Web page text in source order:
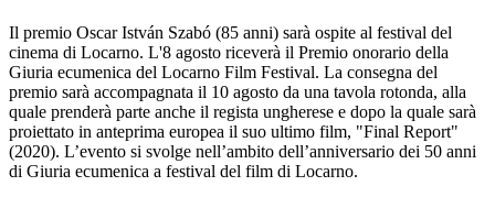
Il premio Oscar István Szabó (85 anni) sarà ospite al festival del
cinema di Locarno. L'8 agosto riceverà il Premio onorario della
Giuria ecumenica del Locarno Film Festival. La consegna del
premio sarà accompagnata il 10 agosto da una tavola rotonda, alla
quale prenderà parte anche il regista ungherese e dopo la quale sarà
proiettato in anteprima europea il suo ultimo film, "Final Report"
(2020). L’evento si svolge nell’ambito dell’anniversario dei 50 anni
di Giuria ecumenica a festival del film di Locarno.